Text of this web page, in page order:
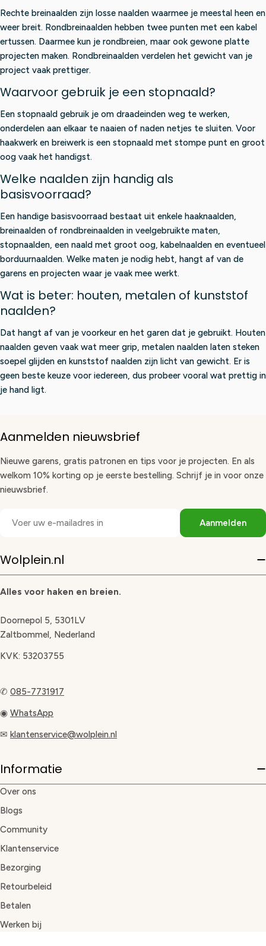
Rechte breinaalden zijn losse naalden waarmee je meestal heen en
weer breit. Rondbreinaalden hebben twee punten met een kabel
ertussen. Daarmee kun je rondbreien, maar ook gewone platte
projecten maken. Rondbreinaalden verdelen het gewicht van je
project vaak prettiger.
Waarvoor gebruik je een stopnaald?
Een stopnaald gebruik je om draadeinden weg te werken,
onderdelen aan elkaar te naaien of naden netjes te sluiten. Voor
haakwerk en breiwerk is een stopnaald met stompe punt en groot
oog vaak het handigst.
Welke naalden zijn handig als
basisvoorraad?
Een handige basisvoorraad bestaat uit enkele haaknaalden,
breinaalden of rondbreinaalden in veelgebruikte maten,
stopnaalden, een naald met groot oog, kabelnaalden en eventueel
borduurnaalden. Welke maten je nodig hebt, hangt af van de
garens en projecten waar je vaak mee werkt.
Wat is beter: houten, metalen of kunststof
naalden?
Dat hangt af van je voorkeur en het garen dat je gebruikt. Houten
naalden geven vaak wat meer grip, metalen naalden laten steken
soepel glijden en kunststof naalden zijn licht van gewicht. Er is
geen beste keuze voor iedereen, dus probeer vooral wat prettig in
je hand ligt.
Wolplein.nl
Alles voor haken en breien.
Doornepol 5, 5301LV
Zaltbommel, Nederland
KVK: 53203755
✆ 085-7731917
◉ WhatsApp
✉ klantenservice@wolplein.nl
Informatie
Over ons
Blogs
Community
Klantenservice
Bezorging
Retourbeleid
Betalen
Werken bij
Aanmelden nieuwsbrief
Nieuwe garens, gratis patronen en tips voor je projecten. En als
welkom 10% korting op je eerste bestelling. Schrijf je in voor onze
nieuwsbrief.
mail
Aanmelden